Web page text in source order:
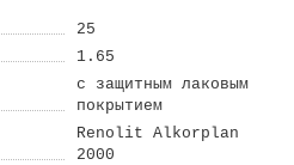
25
1.65
с защитным лаковым
покрытием
Renolit Alkorplan
2000